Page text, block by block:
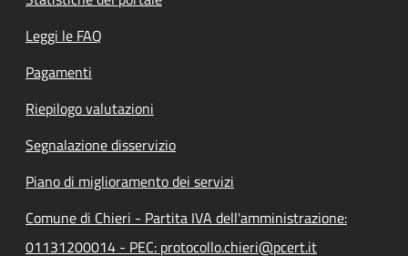
Leggi le FAQ
Pagamenti
Riepilogo valutazioni
Segnalazione disservizio
Piano di miglioramento dei servizi
Comune di Chieri - Partita IVA dell'amministrazione:
01131200014 - PEC: protocollo.chieri@pcert.it